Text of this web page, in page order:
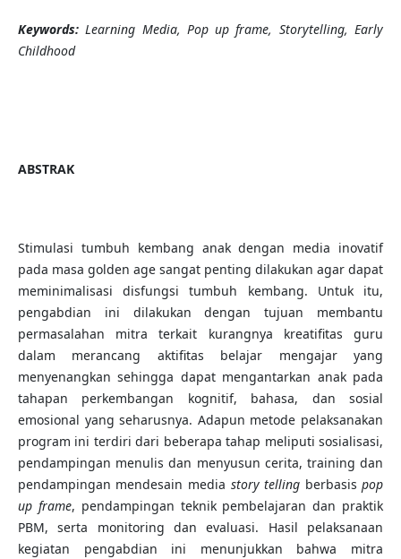
Keywords:Learning Media, Pop up frame, Storytelling, Early
Childhood
ABSTRAK
Stimulasi tumbuh kembang anak dengan media inovatif
pada masa golden age sangat penting dilakukan agar dapat
meminimalisasi disfungsi tumbuh kembang. Untuk itu,
pengabdian ini dilakukan dengan tujuan membantu
permasalahan mitra terkait kurangnya kreatifitas guru
dalam merancang aktifitas belajar mengajar yang
menyenangkan sehingga dapat mengantarkan anak pada
tahapan perkembangan kognitif, bahasa, dan sosial
emosional yang seharusnya. Adapun metode pelaksanakan
program ini terdiri dari beberapa tahap meliputi sosialisasi,
pendampingan menulis dan menyusun cerita, training dan
pendampingan mendesain media story telling berbasispop
up frame, pendampingan teknik pembelajaran dan praktik
PBM, serta monitoring dan evaluasi. Hasil pelaksanaan
kegiatan pengabdian ini menunjukkan bahwa mitra